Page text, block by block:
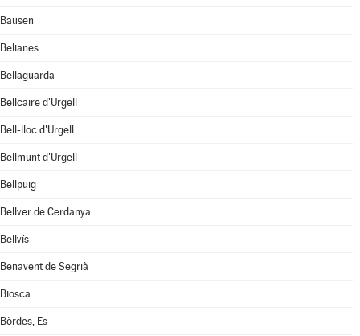
Bausen
Belianes
Bellaguarda
Bellcaire d'Urgell
Bell-lloc d'Urgell
Bellmunt d'Urgell
Bellpuig
Bellver de Cerdanya
Bellvís
Benavent de Segrià
Biosca
Bòrdes, Es